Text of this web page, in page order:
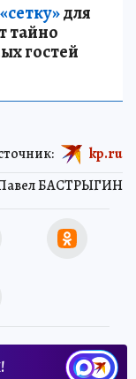
для
тайно
гостей
БАСТРЫГИН
kp.ru